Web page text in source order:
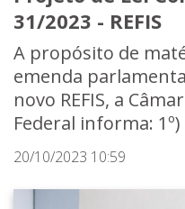
31/2023 - REFIS
A propósito de
emenda
novo REFIS, a
Federal informa:
20/10/2023 10:59